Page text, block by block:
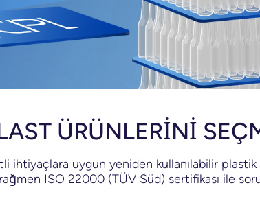
ÜRÜNLERİNİ
ihtiyaçlara uygun yeniden kullanılabilir
ISO 22000 (TÜV Süd) sertifikası ile